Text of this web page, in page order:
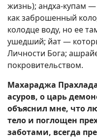
жизнь); андха-купам
как заброшенный
колодце воду, но ее
ушедший; йат —
Личности Бога;
покровительством.
Махараджа
асуров, о царь
объяснил мне, что
тело и поглощен
заботами, всегда